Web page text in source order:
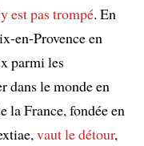
est pas trompé. En
en-Provence en
parmi les
dans le monde en
la France, fondée en
vaut le détour,